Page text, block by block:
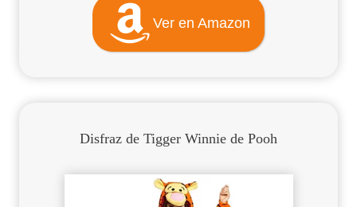
Ver en Amazon
Disfraz de Tigger Winnie de Pooh